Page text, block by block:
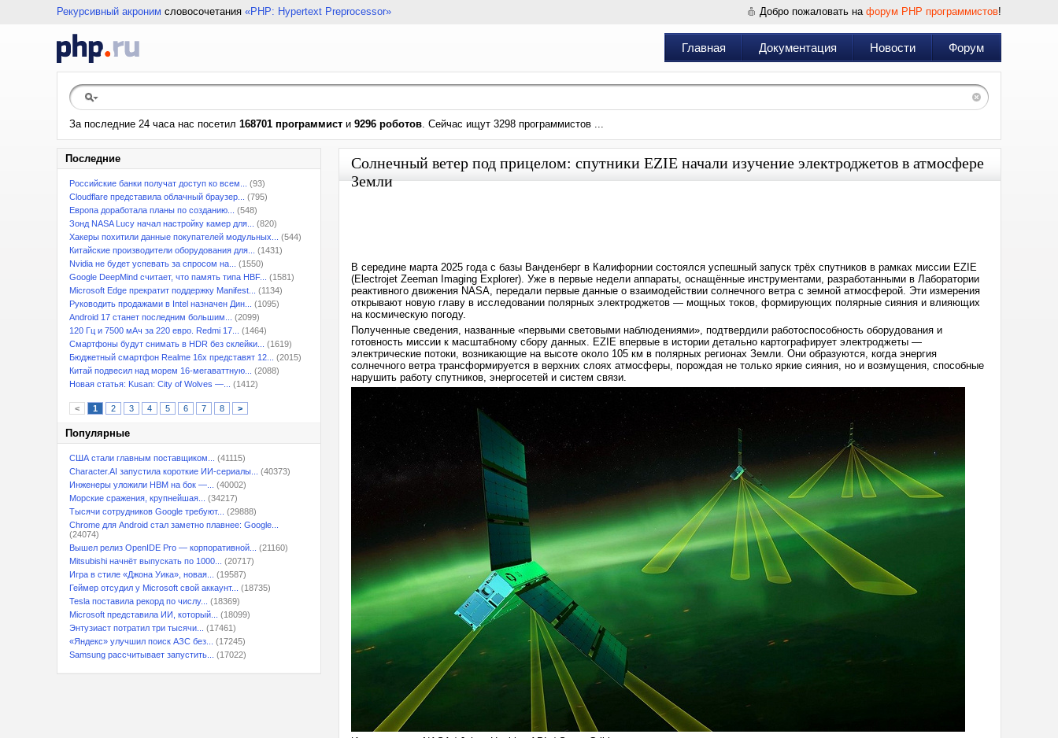
Рекурсивный акроним словосочетания «PHP: Hypertext Preprocessor» Добро пожаловать на форум PHP программистов!
Главная Документация Новости Форум
За последние 24 часа нас посетил 168701 программист и 9296 роботов. Сейчас ищут 3298 программистов ...
Последние
Российские банки получат доступ ко всем...
(93)
Cloudflare представила облачный браузер...
(795)
Европа доработала планы по созданию...
(548)
Зонд NASA Lucy начал настройку камер для...
(820)
Хакеры похитили данные покупателей модульных...
(544)
Китайские производители оборудования для...
(1431)
Nvidia не будет успевать за спросом на...
(1550)
Google DeepMind считает, что память типа HBF...
(1581)
Microsoft Edge прекратит поддержку Manifest...
(1134)
Руководить продажами в Intel назначен Дин...
(1095)
Android 17 станет последним большим...
(2099)
120 Гц и 7500 мАч за 220 евро. Redmi 17...
(1464)
Смартфоны будут снимать в HDR без склейки...
(1619)
Бюджетный смартфон Realme 16x представят 12...
(2015)
Китай подвесил над морем 16-мегаваттную...
(2088)
Новая статья: Kusan: City of Wolves —...
(1412)
< 1 2 3 4 5 6 7 8 >
Популярные
США стали главным поставщиком...
(41115)
Character.AI запустила короткие ИИ-сериалы...
(40373)
Инженеры уложили HBM на бок —...
(40002)
Морские сражения, крупнейшая...
(34217)
Тысячи сотрудников Google требуют...
(29888)
Chrome для Android стал заметно плавнее: Google...
(24074)
Вышел релиз OpenIDE Pro — корпоративной...
(21160)
Mitsubishi начнёт выпускать по 1000...
(20717)
Игра в стиле «Джона Уика», новая...
(19587)
Геймер отсудил у Microsoft свой аккаунт...
(18735)
Tesla поставила рекорд по числу...
(18369)
Microsoft представила ИИ, который...
(18099)
Энтузиаст потратил три тысячи...
(17461)
«Яндекс» улучшил поиск АЗС без...
(17245)
Samsung рассчитывает запустить...
(17022)
Солнечный ветер под прицелом: спутники EZIE начали изучение электроджетов в атмосфере
Земли
В середине марта 2025 года с базы Ванденберг в Калифорнии состоялся успешный запуск трёх спутников в рамках миссии EZIE
(Electrojet Zeeman Imaging Explorer). Уже в первые недели аппараты, оснащённые инструментами, разработанными в Лаборатории
реактивного движения NASA, передали первые данные о взаимодействии солнечного ветра с земной атмосферой. Эти измерения
открывают новую главу в исследовании полярных электроджетов — мощных токов, формирующих полярные сияния и влияющих
на космическую погоду.
Полученные сведения, названные «первыми световыми наблюдениями», подтвердили работоспособность оборудования и
готовность миссии к масштабному сбору данных. EZIE впервые в истории детально картографирует электроджеты —
электрические потоки, возникающие на высоте около 105 км в полярных регионах Земли. Они образуются, когда энергия
солнечного ветра трансформируется в верхних слоях атмосферы, порождая не только яркие сияния, но и возмущения, способные
нарушить работу спутников, энергосетей и систем связи.